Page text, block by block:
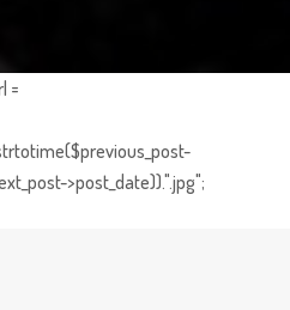
=
>post_date)).".jpg";